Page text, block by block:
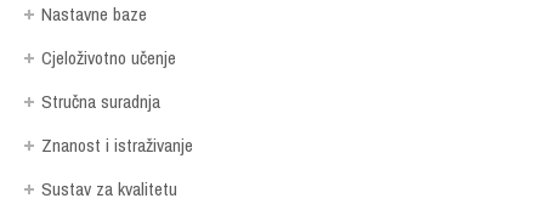
Nastavne baze
Cjeloživotno učenje
Stručna suradnja
Znanost i istraživanje
Sustav za kvalitetu